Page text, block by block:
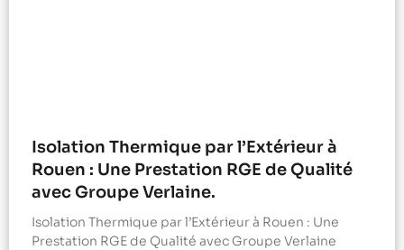
Isolation Thermique par l’Extérieur à
Rouen : Une Prestation RGE de Qualité
avec Groupe Verlaine.
Isolation Thermique par l’Extérieur à Rouen : Une
Prestation RGE de Qualité avec Groupe Verlaine